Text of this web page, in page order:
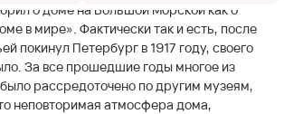
о доме на Большой Морской как о
в мире». Фактически так и есть, после
покинул Петербург в 1917 году, своего
За все прошедшие годы многое из
рассредоточено по другим музеям,
неповторимая атмосфера дома,